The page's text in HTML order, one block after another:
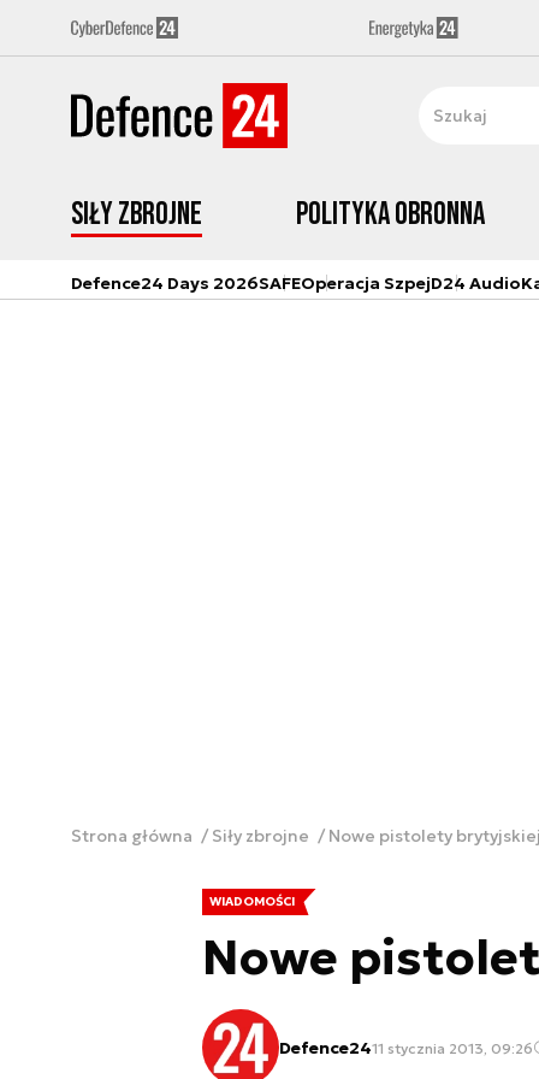
Siły zbrojne Polityka obronna
Defence24 Days 2026SAFEOperacja SzpejD24 Audio
Strona główna Siły zbrojne Nowe pistolety
WIADOMOŚCI
Nowe
Defence2411 stycznia 2013, 09:26